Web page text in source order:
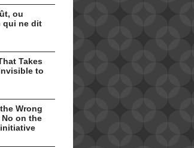
ou
qui ne dit
Takes
to
Wrong
on the